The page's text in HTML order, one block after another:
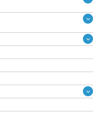
ブ」
書